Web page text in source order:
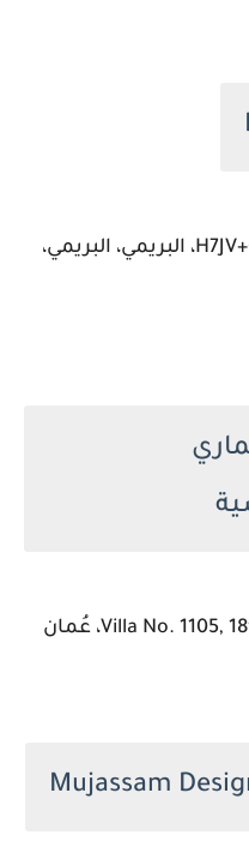
العنوان: H7JV+63M، Unnamed Road، البريمي، البريمي،